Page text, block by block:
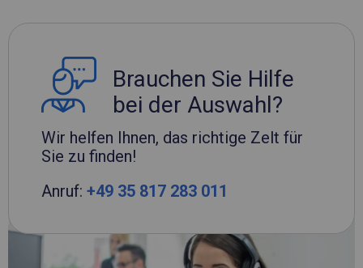
Brauchen Sie Hilfe
bei der Auswahl?
Wir helfen Ihnen, das richtige Zelt für
Sie zu finden!
Anruf: +49 35 817 283 011